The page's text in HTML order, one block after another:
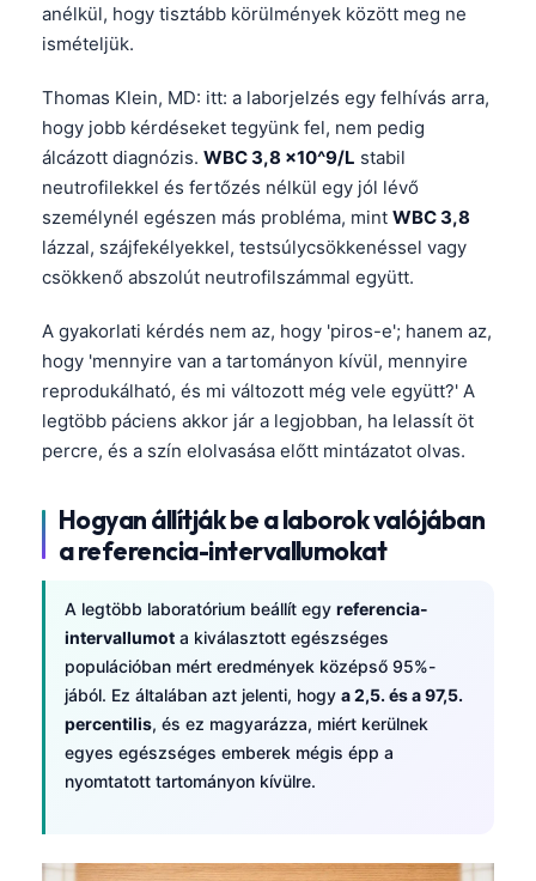
anélkül, hogy tisztább körülmények között meg ne
ismételjük.
Thomas Klein, MD: itt: a laborjelzés egy felhívás arra,
hogy jobb kérdéseket tegyünk fel, nem pedig
álcázott diagnózis. WBC 3,8 x10^9/L stabil
neutrofilekkel és fertőzés nélkül egy jól lévő
személynél egészen más probléma, mint WBC 3,8
lázzal, szájfekélyekkel, testsúlycsökkenéssel vagy
csökkenő abszolút neutrofilszámmal együtt.
A gyakorlati kérdés nem az, hogy 'piros-e'; hanem az,
hogy 'mennyire van a tartományon kívül, mennyire
reprodukálható, és mi változott még vele együtt?' A
legtöbb páciens akkor jár a legjobban, ha lelassít öt
percre, és a szín elolvasása előtt mintázatot olvas.
Hogyan állítják be a laborok valójában
a referencia-intervallumokat
A legtöbb laboratórium beállít egy referencia-
intervallumot a kiválasztott egészséges
populációban mért eredmények középső 95%-
jából. Ez általában azt jelenti, hogy a 2,5. és a 97,5.
percentilis, és ez magyarázza, miért kerülnek
egyes egészséges emberek mégis épp a
nyomtatott tartományon kívülre.